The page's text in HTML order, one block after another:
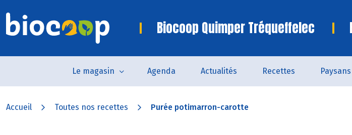
Biocoop Quimper Tréqueffelec
Le magasin Agenda Actualités Recettes
Accueil Toutes nos recettes Purée potimarron-carotte